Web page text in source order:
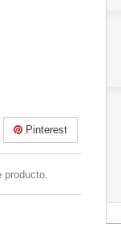
Pinterest
producto.